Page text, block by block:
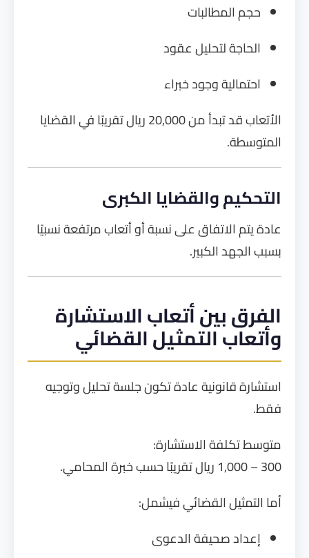
حجم المطالبات
الحاجة لتحليل عقود
احتمالية وجود خبراء
الأتعاب قد تبدأ من 20,000 ريال تقريبًا في القضايا
المتوسطة.
التحكيم والقضايا الكبرى
عادة يتم الاتفاق على نسبة أو أتعاب مرتفعة نسبيًا
بسبب الجهد الكبير.
الفرق بين أتعاب الاستشارة
وأتعاب التمثيل القضائي
استشارة قانونية عادة تكون جلسة تحليل وتوجيه
فقط.
متوسط تكلفة الاستشارة:
300 – 1,000 ريال تقريبًا حسب خبرة المحامي.
أما التمثيل القضائي فيشمل:
إعداد صحيفة الدعوى